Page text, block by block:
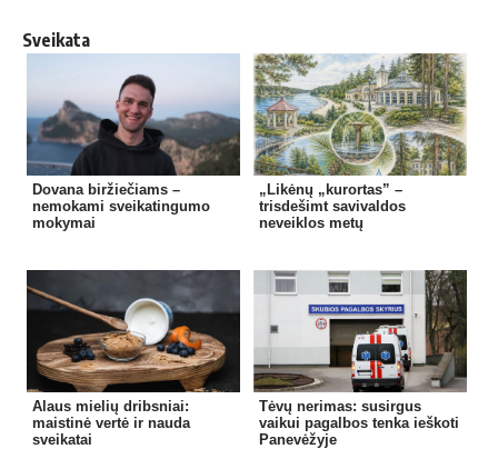
Sveikata
Dovana biržiečiams –
nemokami sveikatingumo
mokymai
„Likėnų „kurortas” –
trisdešimt savivaldos
neveiklos metų
Alaus mielių dribsniai:
maistinė vertė ir nauda
sveikatai
Tėvų nerimas: susirgus
vaikui pagalbos tenka ieškoti
Panevėžyje